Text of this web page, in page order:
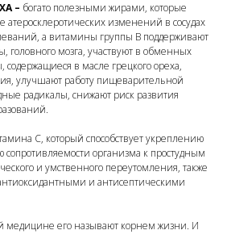
– богато полезными жирами, которые
атеросклеротических изменений в сосудах
а витамины группы В поддерживают
головного мозга, участвуют в обменных
содержащиеся в масле грецкого ореха,
улучшают работу пищеварительной
радикалы, снижают риск развития
С, который способствует укреплению
организма к простудным
и умственного переутомления, также
и антисептическими
медицине его называют корнем жизни. И